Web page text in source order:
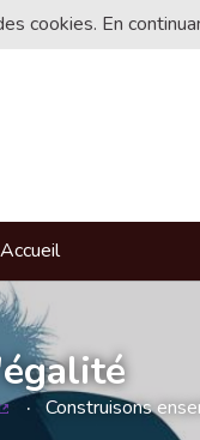
cookies. En
Accueil
Construisons